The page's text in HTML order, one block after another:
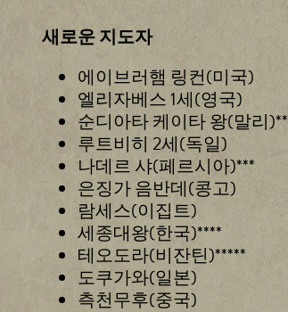
A
c
e
p
t
&
P
la
y
재
생
새로운 지도자
에이브러햄 링컨(미국)
엘리자베스 1세(영국)
순디아타 케이타 왕(말리)**
루트비히 2세(독일)
나데르 샤(페르시아)***
은징가 음반데(콩고)
람세스(이집트)
세종대왕(한국)****
테오도라(비잔틴)*****
도쿠가와(일본)
측천무후(중국)